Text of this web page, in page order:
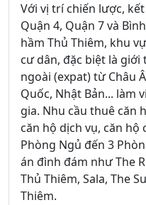
Với vị trí chiến lược,
Quận 4, Quận 7 và
hầm Thủ Thiêm, khu
cư dân, đặc biệt là
ngoài (expat) từ Châu
Quốc, Nhật Bản... làm
gia. Nhu cầu thuê căn
căn hộ dịch vụ, căn hộ
Phòng Ngủ đến 3
án đình đám như The
Thủ Thiêm, Sala, The
Thiêm.